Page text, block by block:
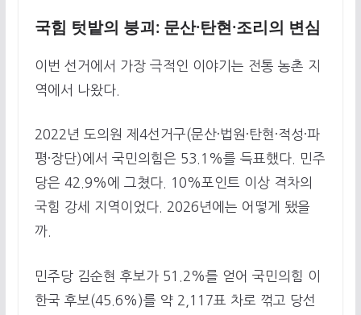
국힘 텃밭의 붕괴: 문산·탄현·조리의 변심
이번 선거에서 가장 극적인 이야기는 전통 농촌 지
역에서 나왔다.
2022년 도의원 제4선거구(문산·법원·탄현·적성·파
평·장단)에서 국민의힘은 53.1%를 득표했다. 민주
당은 42.9%에 그쳤다. 10%포인트 이상 격차의
국힘 강세 지역이었다. 2026년에는 어떻게 됐을
까.
민주당 김순현 후보가 51.2%를 얻어 국민의힘 이
한국 후보(45.6%)를 약 2,117표 차로 꺾고 당선